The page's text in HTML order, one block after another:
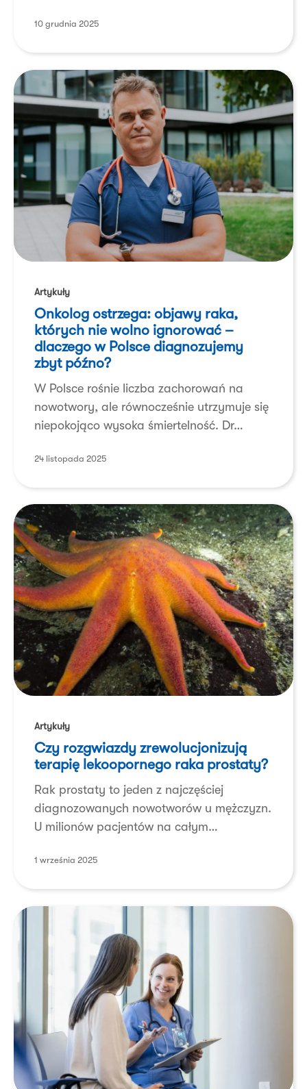
10 grudnia 2025
ostrzega:
objawy
raka,
których nie wolno
ignorować
w Polsce
diagnozujemy
zbyt
Artykuły
Onkolog ostrzega: objawy raka,
których nie wolno ignorować –
dlaczego w Polsce diagnozujemy
zbyt późno?
W Polsce rośnie liczba zachorowań na
nowotwory, ale równocześnie utrzymuje się
niepokojąco wysoka śmiertelność. Dr…
24 listopada 2025
zrewolucjonizują
terapię
lekoopornego
prostaty?
Artykuły
Czy rozgwiazdy zrewolucjonizują
terapię lekoopornego raka prostaty?
Rak prostaty to jeden z najczęściej
diagnozowanych nowotworów u mężczyzn.
U milionów pacjentów na całym…
1 września 2025